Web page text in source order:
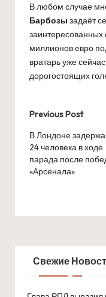
В любом случае
Барбозы задаёт
миллионов евро
вратарь уже
дорогостоящих
Post
Previous Post
В Лондоне
24 человека в ходе
парада после
«Арсенала»
Свежие